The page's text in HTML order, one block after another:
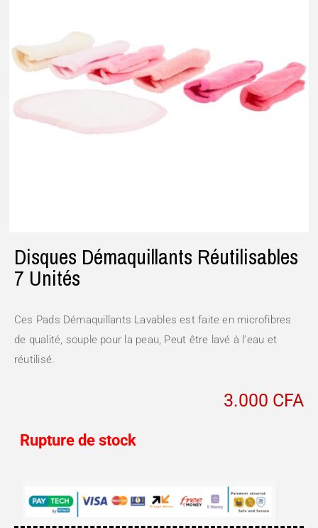
Disques Démaquillants Réutilisables
7 Unités
Ces Pads Démaquillants Lavables est faite en microfibres
de qualité, souple pour la peau, Peut être lavé à l’eau et
réutilisé.
3.000 CFA
Rupture de stock